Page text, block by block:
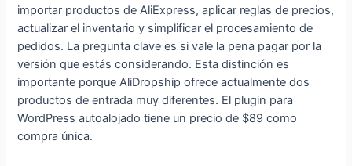
importar productos de AliExpress, aplicar reglas de precios,
actualizar el inventario y simplificar el procesamiento de
pedidos. La pregunta clave es si vale la pena pagar por la
versión que estás considerando. Esta distinción es
importante porque AliDropship ofrece actualmente dos
productos de entrada muy diferentes. El plugin para
WordPress autoalojado tiene un precio de $89 como
compra única.